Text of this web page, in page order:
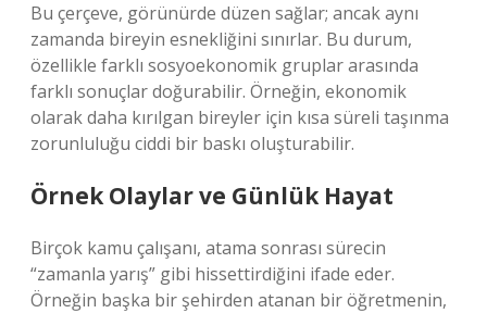
Bu çerçeve, görünürde düzen sağlar; ancak aynı
zamanda bireyin esnekliğini sınırlar. Bu durum,
özellikle farklı sosyoekonomik gruplar arasında
farklı sonuçlar doğurabilir. Örneğin, ekonomik
olarak daha kırılgan bireyler için kısa süreli taşınma
zorunluluğu ciddi bir baskı oluşturabilir.
Örnek Olaylar ve Günlük Hayat
Birçok kamu çalışanı, atama sonrası sürecin
“zamanla yarış” gibi hissettirdiğini ifade eder.
Örneğin başka bir şehirden atanan bir öğretmenin,